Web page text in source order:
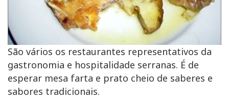
São vários os restaurantes representativos da
gastronomia e hospitalidade serranas. É de
esperar mesa farta e prato cheio de saberes e
sabores tradicionais.